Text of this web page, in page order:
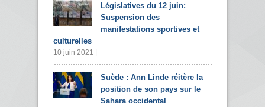
Législatives du 12 juin:
Suspension des
manifestations sportives et
culturelles
10 juin 2021 |
Suède : Ann Linde réitère la
position de son pays sur le
Sahara occidental